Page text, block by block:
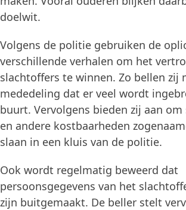
doelwit.
Volgens de politie gebruiken de
verschillende verhalen om het
slachtoffers te winnen. Zo bellen zij
mededeling dat er veel wordt
buurt. Vervolgens bieden zij aan om
en andere kostbaarheden
slaan in een kluis van de politie.
Ook wordt regelmatig beweerd dat
persoonsgegevens van het
zijn buitgemaakt. De beller stelt